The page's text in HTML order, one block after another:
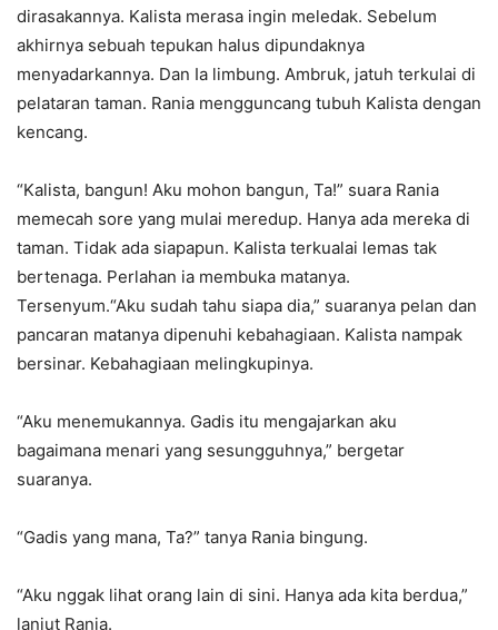
dirasakannya. Kalista merasa ingin meledak. Sebelum
akhirnya sebuah tepukan halus dipundaknya
menyadarkannya. Dan Ia limbung. Ambruk, jatuh terkulai di
pelataran taman. Rania mengguncang tubuh Kalista dengan
kencang.
“Kalista, bangun! Aku mohon bangun, Ta!” suara Rania
memecah sore yang mulai meredup. Hanya ada mereka di
taman. Tidak ada siapapun. Kalista terkualai lemas tak
bertenaga. Perlahan ia membuka matanya.
Tersenyum.“Aku sudah tahu siapa dia,” suaranya pelan dan
pancaran matanya dipenuhi kebahagiaan. Kalista nampak
bersinar. Kebahagiaan melingkupinya.
“Aku menemukannya. Gadis itu mengajarkan aku
bagaimana menari yang sesungguhnya,” bergetar
suaranya.
“Gadis yang mana, Ta?” tanya Rania bingung.
“Aku nggak lihat orang lain di sini. Hanya ada kita berdua,”
lanjut Rania.